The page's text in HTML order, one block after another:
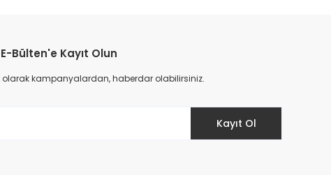
Gönder
E-Bülten'e Kayıt Olun
olarak kampanyalardan, haberdar olabilirsiniz.
Kayıt Ol